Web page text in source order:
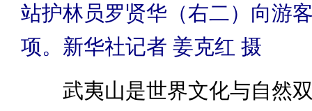
站护林员罗贤华（右二）向游
项。新华社记者 姜克红 摄
武夷山是世界文化与自然双